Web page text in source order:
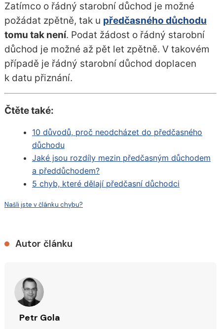
Zatímco o řádný starobní důchod je možné
požádat zpětně, tak u předčasného důchodu
tomu tak není. Podat žádost o řádný starobní
důchod je možné až pět let zpětně. V takovém
případě je řádný starobní důchod doplacen
k datu přiznání.
Čtěte také:
10 důvodů, proč neodcházet do předčasného
důchodu
Jaké jsou rozdíly mezin předčasným důchodem
a předdůchodem?
5 chyb, které dělají předčasní důchodci
Našli jste v článku chybu?
Autor článku
Petr Gola